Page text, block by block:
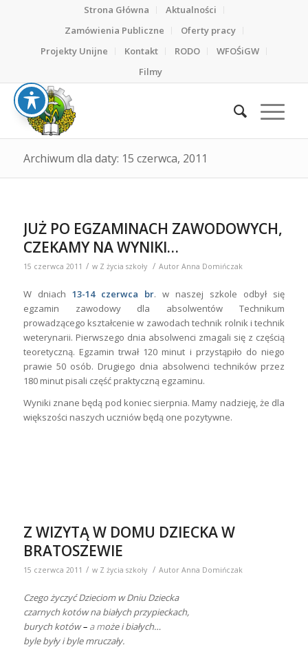
Strona Główna
Aktualności
Zamówienia Publiczne
Oferty pracy
Projekty Unijne
Kontakt RODO
WFOŚiGW
Filmy
Archiwum dla daty: 15 czerwca, 2011
JUŻ PO EGZAMINACH ZAWODOWYCH,
CZEKAMY NA WYNIKI…
15 czerwca 2011 / w Z życia szkoły / Autor Anna Domińczak
W dniach 13-14 czerwca br. w naszej szkole odbył się
egzamin zawodowy dla absolwentów Technikum
prowadzącego kształcenie w zawodach technik rolnik i technik
weterynarii. Pierwszego dnia absolwenci zmagali się z częścią
teoretyczną. Egzamin trwał 120 minut i przystąpiło do niego
prawie 50 osób. Drugiego dnia absolwenci techników przez
180 minut pisali część praktyczną egzaminu.
Wyniki znane będą pod koniec sierpnia. Mamy nadzieję, że dla
większości naszych uczniów będą one pozytywne.
Z WIZYTĄ W DOMU DZIECKA W
BRATOSZEWIE
15 czerwca 2011 / w Z życia szkoły / Autor Anna Domińczak
Czego życzyć Dzieciom w Dniu Dziecka
czarnych kotów na białych przypieckach,
burych kotów–a może i białych…
byle były i byle mruczały.